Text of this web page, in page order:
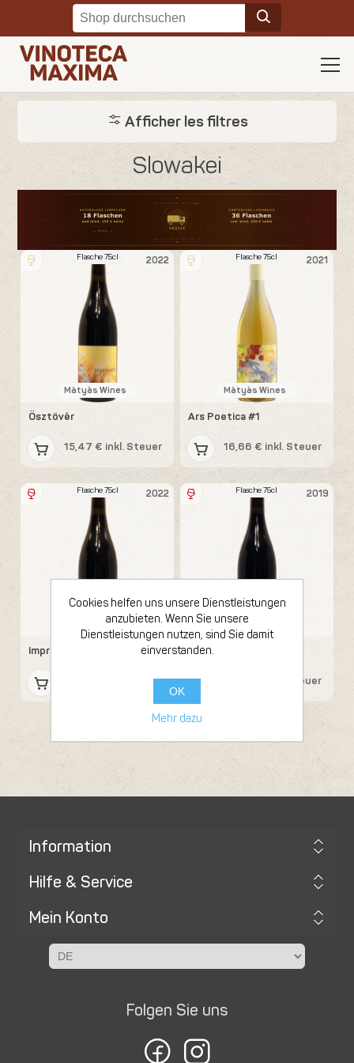
Afficher les filtres
Slowakei
2022
Flasche 75cl
Mátyás Wines
Ösztövér
15,47 € inkl. Steuer
2021
Flasche 75cl
Mátyás Wines
Ars Poetica #1
16,66 € inkl. Steuer
2022
Flasche 75cl
Mátyás Wines
Impressio
16,66 € inkl. Steuer
2019
Flasche 75cl
Mátyás Wines
Somlyó
17,85 € inkl. Steuer
Information
Hilfe & Service
Mein Konto
Folgen Sie uns
Cookies helfen uns unsere Dienstleistungen
anzubieten. Wenn Sie unsere
Dienstleistungen nutzen, sind Sie damit
einverstanden.
OK
Mehr dazu